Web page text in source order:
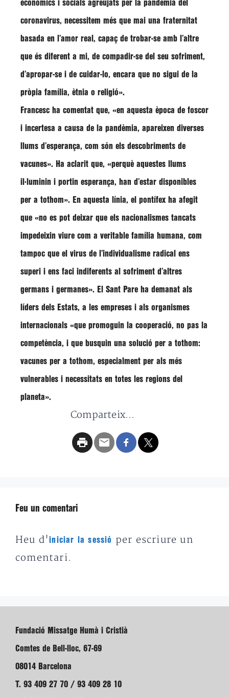
econòmics i socials agreujats per la pandèmia del
coronavirus, necessitem més que mai una fraternitat
basada en l’amor real, capaç de trobar-se amb l’altre
que és diferent a mi, de compadir-se del seu sofriment,
d’apropar-se i de cuidar-lo, encara que no sigui de la
pròpia família, ètnia o religió».
Francesc ha comentat que, «en aquesta època de foscor
i incertesa a causa de la pandèmia, apareixen diverses
llums d’esperança, com són els descobriments de
vacunes». Ha aclarit que, «perquè aquestes llums
il·luminin i portin esperança, han d’estar disponibles
per a tothom». En aquesta línia, el pontífex ha afegit
que «no es pot deixar que els nacionalismes tancats
impedeixin viure com a veritable família humana, com
tampoc que el virus de l’individualisme radical ens
superi i ens faci indiferents al sofriment d’altres
germans i germanes». El Sant Pare ha demanat als
líders dels Estats, a les empreses i als organismes
internacionals «que promoguin la cooperació, no pas la
competència, i que busquin una solució per a tothom:
vacunes per a tothom, especialment per als més
vulnerables i necessitats en totes les regions del
planeta».
Comparteix...
Feu un comentari
Heu d'iniciar la sessió
per escriure un
comentari.
Fundació Missatge Humà i Cristià
Comtes de Bell-lloc, 67-69
08014 Barcelona
T. 93 409 27 70 / 93 409 28 10